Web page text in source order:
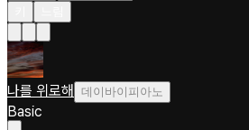
나를 위로해 데이바이피아노
Basic